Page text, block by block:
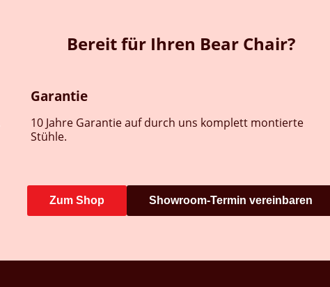
Bereit für Ihren Bear Chair?
Garantie
10 Jahre Garantie auf durch uns komplett montierte
Stühle.
Zum Shop Showroom-Termin vereinbaren